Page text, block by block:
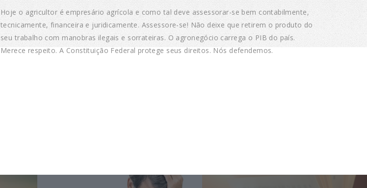
Hoje o agricultor é empresário agrícola e como tal deve assessorar-se bem contabilmente,
tecnicamente, financeira e juridicamente. Assessore-se! Não deixe que retirem o produto do
seu trabalho com manobras ilegais e sorrateiras. O agronegócio carrega o PIB do país.
Merece respeito. A Constituição Federal protege seus direitos. Nós defendemos.